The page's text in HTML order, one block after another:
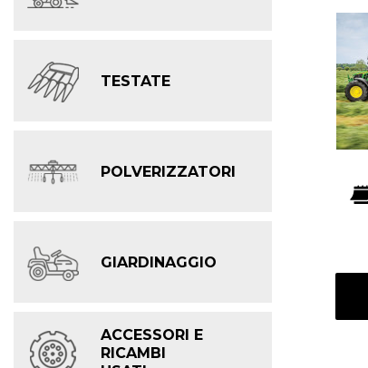
TESTATE
POLVERIZZATORI
GIARDINAGGIO
ACCESSORI E
RICAMBI